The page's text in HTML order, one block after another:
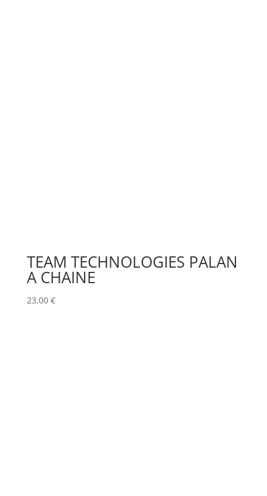
TEAM TECHNOLOGIES PALAN
A CHAINE
23,00 €